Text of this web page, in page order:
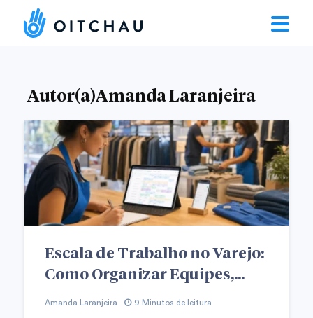
Autor(a)Amanda Laranjeira
Escala de Trabalho no Varejo:
Como Organizar Equipes,...
Amanda Laranjeira 9 Minutos de leitura